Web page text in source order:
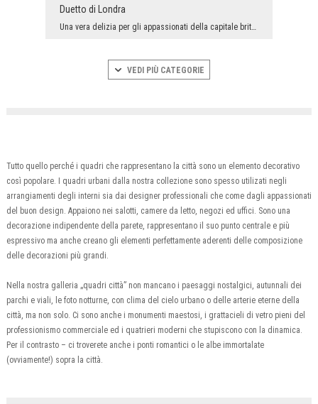
Duetto di Londra
Una vera delizia per gli appassionati della capitale britannica e per gli appassionati di accesso...
VEDI PIÙ CATEGORIE
Tutto quello perché i quadri che rappresentano la città sono un elemento decorativo
così popolare. I quadri urbani dalla nostra collezione sono spesso utilizati negli
arrangiamenti degli interni sia dai designer professionali che come dagli appassionati
del buon design. Appaiono nei salotti, camere da letto, negozi ed uffici. Sono una
decorazione indipendente della parete, rappresentano il suo punto centrale e più
espressivo ma anche creano gli elementi perfettamente aderenti delle composizione
delle decorazioni più grandi.
Nella nostra galleria „quadri città” non mancano i paesaggi nostalgici, autunnali dei
parchi e viali, le foto notturne, con clima del cielo urbano o delle arterie eterne della
città, ma non solo. Ci sono anche i monumenti maestosi, i grattacieli di vetro pieni del
professionismo commerciale ed i quatrieri moderni che stupiscono con la dinamica.
Per il contrasto – ci troverete anche i ponti romantici o le albe immortalate
(ovviamente!) sopra la città.